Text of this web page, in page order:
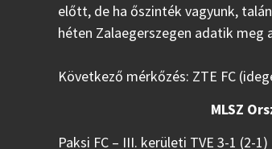
előtt, de ha őszinték vagyunk,
héten Zalaegerszegen adatik meg
Következő mérkőzés: ZTE FC
MLSZ
Paksi FC – III. kerületi TVE 3-1 (2-1)